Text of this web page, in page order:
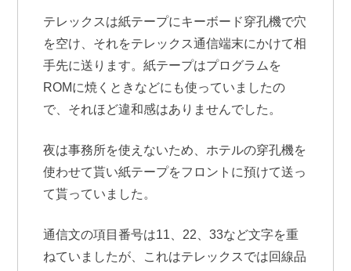
テレックスは紙テープにキーボード穿孔機で穴
を空け、それをテレックス通信端末にかけて相
手先に送ります。紙テープはプログラムを
ROMに焼くときなどにも使っていましたの
で、それほど違和感はありませんでした。
夜は事務所を使えないため、ホテルの穿孔機を
使わせて貰い紙テープをフロントに預けて送っ
て貰っていました。
通信文の項目番号は11、22、33など文字を重
ねていましたが、これはテレックスでは回線品